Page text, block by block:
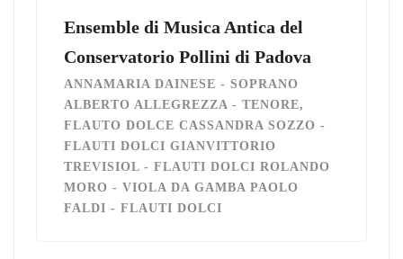
Ensemble di Musica Antica del
Conservatorio Pollini di Padova
ANNAMARIA DAINESE - SOPRANO
ALBERTO ALLEGREZZA - TENORE,
FLAUTO DOLCE CASSANDRA SOZZO -
FLAUTI DOLCI GIANVITTORIO
TREVISIOL - FLAUTI DOLCI ROLANDO
MORO - VIOLA DA GAMBA PAOLO
FALDI - FLAUTI DOLCI